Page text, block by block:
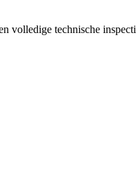
volledige technische